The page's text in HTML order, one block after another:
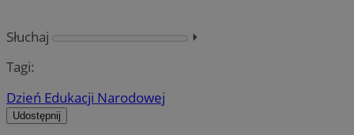
Słuchaj
⏵︎
Tagi:
Dzień Edukacji Narodowej
Udostępnij